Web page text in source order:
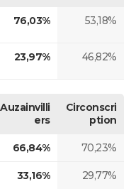
76,03% 53,18%
23,97% 46,82%
Auzainvilli
ers
Circonscri
ption
66,84% 70,23%
33,16% 29,77%